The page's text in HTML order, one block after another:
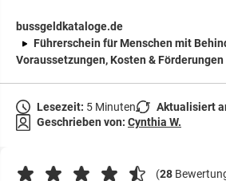
bussgeldkataloge.de
Führerschein für Menschen mit
Voraussetzungen, Kosten & Förderungen
Lesezeit: 5 Minuten Aktualisiert
Geschrieben von: Cynthia W.
(28